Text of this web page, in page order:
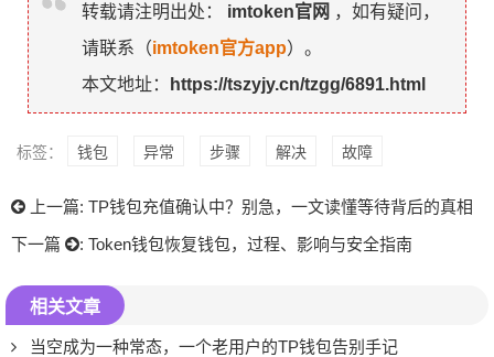
转载请注明出处： imtoken官网 ，如有疑问，
请联系（imtoken官方app）。
本文地址：
https://tszyjy.cn/tzgg/6891.html
标签： 钱包 异常 步骤 解决 故障
上一篇: TP钱包充值确认中？别急，一文读懂等待背后的真相
下一篇
: Token钱包恢复钱包，过程、影响与安全指南
相关文章
当空成为一种常态，一个老用户的TP钱包告别手记